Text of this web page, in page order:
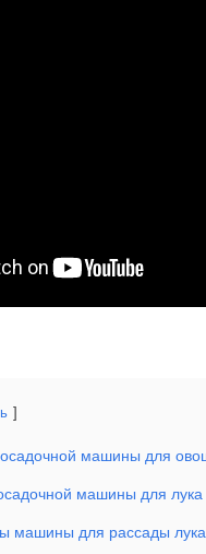
машины для
машины для
машины для рассады лука